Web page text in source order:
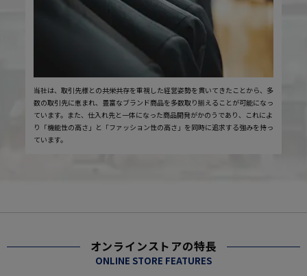
当社は、取引先様との共栄共存を重視した経営姿勢を貫いてきたことから、多
数の取引先に恵まれ、豊富なブランド商品を多数取り揃えることが可能になっ
ています。また、仕入れ先と一体になった商品開発がかのうであり、これによ
り「機能性の高さ」と「ファッション性の高さ」を同時に追求する強みを持っ
ています。
オンラインストアの特長
ONLINE STORE FEATURES